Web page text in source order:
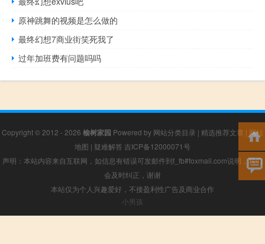
原神跳舞的视频是怎么做的
最终幻想7商业街笑死我了
过年加班费有问题吗吗
Copyright © 2012 - 2026 榆树家园 Powered by 网站分类目录 | 精选推荐文章 | 网站
地图 | 疑难解答 吉ICP备12000071号
声明：本站内容来自互联网，如信息有错误可发邮件到f_fb#foxmail.com说明，我们
会及时纠正，谢谢
本站仅为个人兴趣爱好，不接盈利性广告及商业合作
小男孩